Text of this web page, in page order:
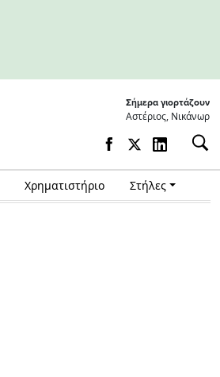
Σήμερα γιορτάζουν
Αστέριος, Νικάνωρ
Χρηματιστήριο Στήλες